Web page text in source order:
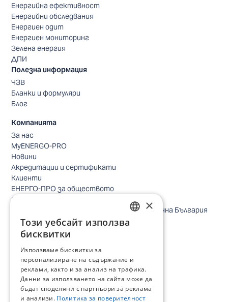
Енергийна ефективност
Енергийни обследвания
Енергиен одит
Енергиен мониторинг
Зелена енергия
ДПИ
Полезна информация
ЧЗВ
Бланки и формуляри
Блог
Компанията
За нас
MyENERGO-PRO
Новини
Акредитации и сертификати
Клиенти
ЕНЕРГО-ПРО за обществото
Реализирани проекти
Безопасно небе за птиците в Североизточна България
Безопасност
Контакти бизнес клиенти
Локации
Кариери
Процес по подбор
IT и дигитална трансформация
Търговия
BULGARIAN
×
Този уебсайт използва
бисквитки
Използваме бисквитки за
персонализиране на съдържание и
реклами, както и за анализ на трафика.
Данни за използването на сайта може да
бъдат споделяни с партньори за реклама
и анализи. Политика за поверителност